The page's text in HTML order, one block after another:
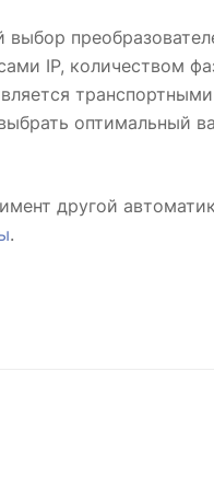
IP, количеством
оптимальный
другой
.